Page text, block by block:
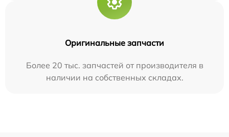
Оригинальные запчасти
Более 20 тыс. запчастей от производителя в
наличии на собственных складах.